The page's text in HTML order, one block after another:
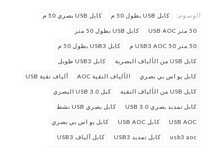
الوسوم: كابل USB بطول 50 م كابل USB بصري 50 م
50 متر USB AOC كابل USB بطول 50 متر
50 متر USB3 AOC 50 م كابل USB3 بطول 50 م
كابل USB من الألياف البصرية كابل USB3 طويل
كابل يو اس بي بصري الألياف النقية AOC ألياف نقية USB
كابل USB من الألياف النقية كبل USB 3.0 البصري
كابل تمديد بصري USB 3.0 كابل بصري USB نشط
USB AOC كابل USB AOC كابل يو اس بي بصري
usb3 aoc كابل تمديد USB3 كابل ألياف USB3